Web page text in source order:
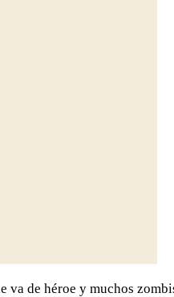
de héroe y muchos